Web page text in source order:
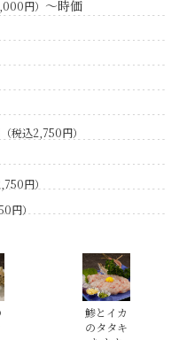
円） ～時価
（税込2,750円）
円）
円）
鯵とイカ
のタタキ